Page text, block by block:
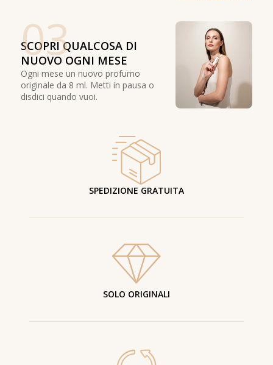
03
SCOPRI QUALCOSA DI
NUOVO OGNI MESE
Ogni mese un nuovo profumo
originale da 8 ml. Metti in pausa o
disdici quando vuoi.
SPEDIZIONE GRATUITA
SOLO ORIGINALI